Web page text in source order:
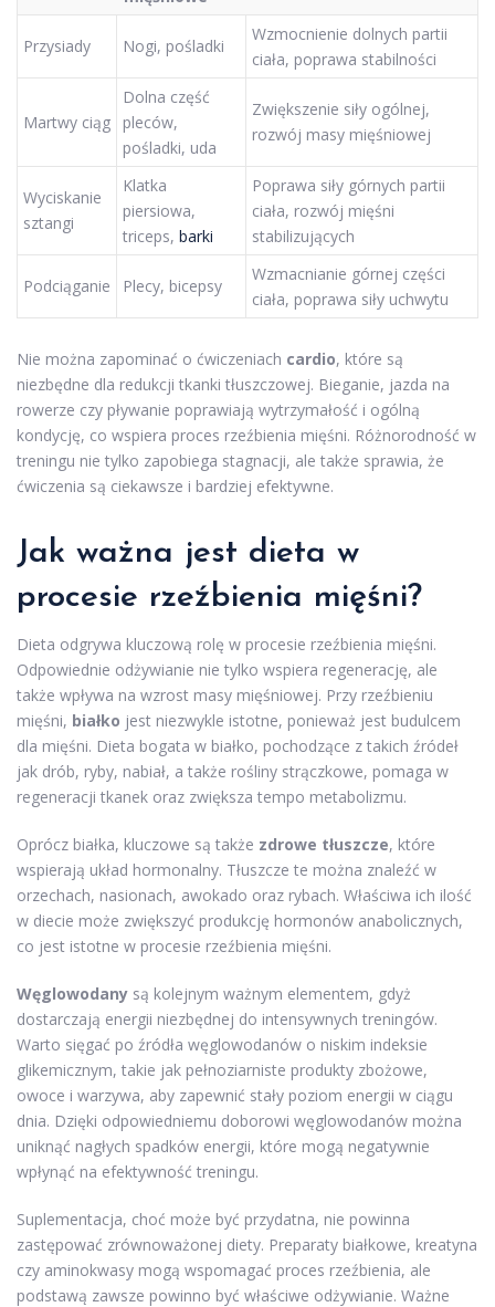
Przysiady Nogi, pośladki
Wzmocnienie dolnych partii
ciała, poprawa stabilności
Martwy ciąg
Dolna część
pleców,
pośladki, uda
Zwiększenie siły ogólnej,
rozwój masy mięśniowej
Wyciskanie
sztangi
Klatka
piersiowa,
triceps, barki
Poprawa siły górnych partii
ciała, rozwój mięśni
stabilizujących
Podciąganie Plecy, bicepsy
Wzmacnianie górnej części
ciała, poprawa siły uchwytu
Nie można zapominać o ćwiczeniach cardio, które są
niezbędne dla redukcji tkanki tłuszczowej. Bieganie, jazda na
rowerze czy pływanie poprawiają wytrzymałość i ogólną
kondycję, co wspiera proces rzeźbienia mięśni. Różnorodność w
treningu nie tylko zapobiega stagnacji, ale także sprawia, że
ćwiczenia są ciekawsze i bardziej efektywne.
Jak ważna jest dieta w
procesie rzeźbienia mięśni?
Dieta odgrywa kluczową rolę w procesie rzeźbienia mięśni.
Odpowiednie odżywianie nie tylko wspiera regenerację, ale
także wpływa na wzrost masy mięśniowej. Przy rzeźbieniu
mięśni, białko jest niezwykle istotne, ponieważ jest budulcem
dla mięśni. Dieta bogata w białko, pochodzące z takich źródeł
jak drób, ryby, nabiał, a także rośliny strączkowe, pomaga w
regeneracji tkanek oraz zwiększa tempo metabolizmu.
Oprócz białka, kluczowe są także zdrowe tłuszcze, które
wspierają układ hormonalny. Tłuszcze te można znaleźć w
orzechach, nasionach, awokado oraz rybach. Właściwa ich ilość
w diecie może zwiększyć produkcję hormonów anabolicznych,
co jest istotne w procesie rzeźbienia mięśni.
Węglowodany są kolejnym ważnym elementem, gdyż
dostarczają energii niezbędnej do intensywnych treningów.
Warto sięgać po źródła węglowodanów o niskim indeksie
glikemicznym, takie jak pełnoziarniste produkty zbożowe,
owoce i warzywa, aby zapewnić stały poziom energii w ciągu
dnia. Dzięki odpowiedniemu doborowi węglowodanów można
uniknąć nagłych spadków energii, które mogą negatywnie
wpłynąć na efektywność treningu.
Suplementacja, choć może być przydatna, nie powinna
zastępować zrównoważonej diety. Preparaty białkowe, kreatyna
czy aminokwasy mogą wspomagać proces rzeźbienia, ale
podstawą zawsze powinno być właściwe odżywianie. Ważne